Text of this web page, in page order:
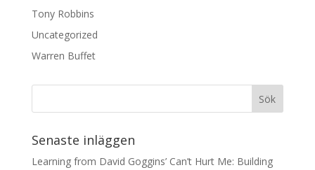
Tony Robbins
Uncategorized
Warren Buffet
Senaste inläggen
Learning from David Goggins’ Can’t Hurt Me: Building